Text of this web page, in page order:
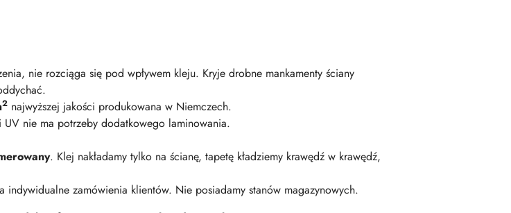
nie rozciąga się pod wpływem kleju. Kryje drobne mankamenty ściany
2 najwyższej jakości produkowana w Niemczech.
nie ma potrzeby dodatkowego laminowania.
. Klej nakładamy tylko na ścianę, tapetę kładziemy krawędź w krawędź,
indywidualne zamówienia klientów. Nie posiadamy stanów magazynowych.